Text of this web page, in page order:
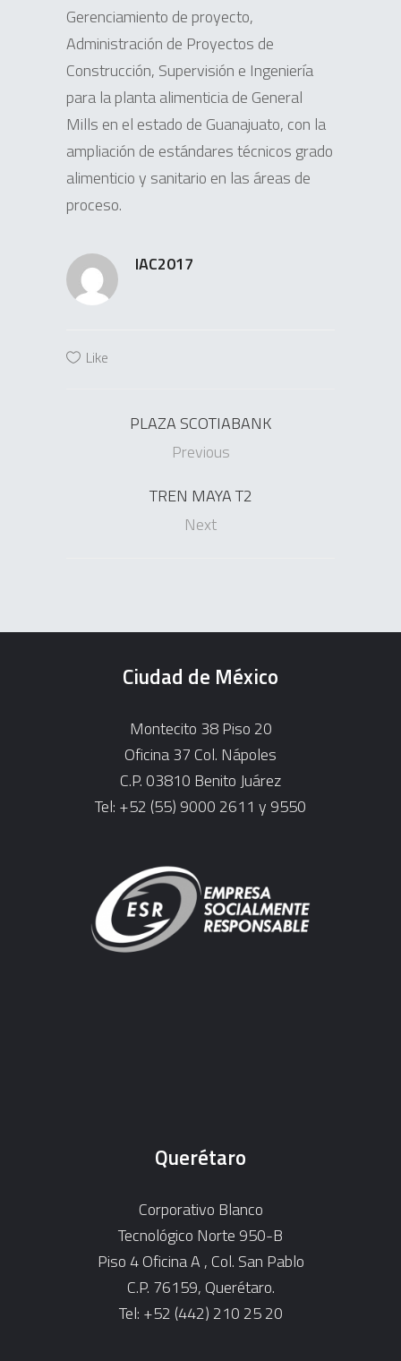
Gerenciamiento de proyecto,
Administración de Proyectos de
Construcción, Supervisión e Ingeniería
para la planta alimenticia de General
Mills en el estado de Guanajuato, con la
ampliación de estándares técnicos grado
alimenticio y sanitario en las áreas de
proceso.
IAC2017
Like
PLAZA SCOTIABANK
Previous
TREN MAYA T2
Next
Ciudad de México
Montecito 38 Piso 20
Oficina 37 Col. Nápoles
C.P. 03810 Benito Juárez
Tel: +52 (55) 9000 2611 y 9550
Querétaro
Corporativo Blanco
Tecnológico Norte 950-B
Piso 4 Oficina A , Col. San Pablo
C.P. 76159, Querétaro.
Tel: +52 (442) 210 25 20